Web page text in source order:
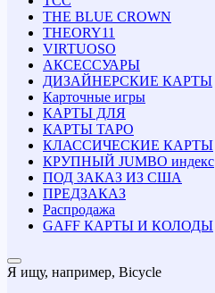
THE BLUE CROWN
THEORY11
VIRTUOSO
АКСЕССУАРЫ
ДИЗАЙНЕРСКИЕ КАРТЫ
Карточные игры
КАРТЫ ДЛЯ
КАРТЫ ТАРО
КЛАССИЧЕСКИЕ КАРТЫ
КРУПНЫЙ JUMBO индекс
ПОД ЗАКАЗ ИЗ США
ПРЕДЗАКАЗ
Распродажа
GAFF КАРТЫ И КОЛОДЫ
Я ищу, например, Bicycle